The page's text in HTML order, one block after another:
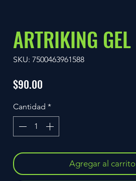
ARTRIKING GEL
SKU: 7500463961588
$90.00
Cantidad *
Agregar al carrito